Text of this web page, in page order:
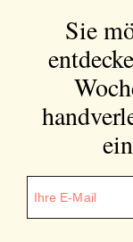
Sie